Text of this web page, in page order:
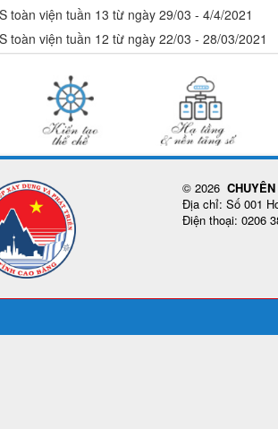
toàn viện tuần 13 từ ngày 29/03 - 4/4/2021
toàn viện tuần 12 từ ngày 22/03 - 28/03/2021
© 2026
Địa chỉ: Số 001
Điện thoại: 0206